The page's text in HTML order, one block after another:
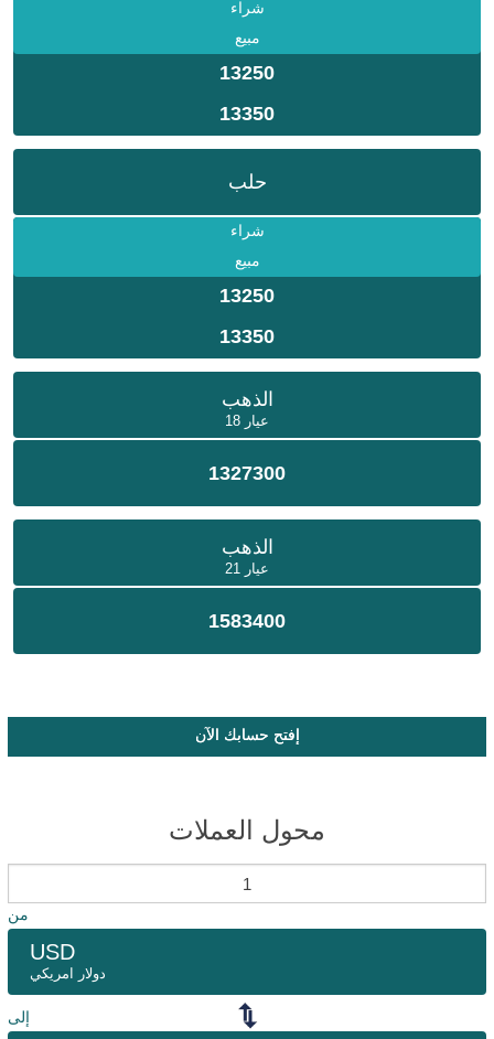
شراء
مبيع
13250
13350
حلب
شراء
مبيع
13250
13350
الذهب
عيار 18
1327300
الذهب
عيار 21
1583400
إفتح حسابك الآن
محول العملات
من
USD
دولار امريكي
إلى